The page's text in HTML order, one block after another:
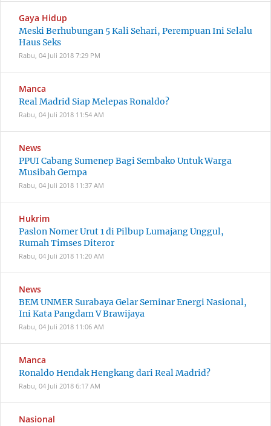
Gaya Hidup
Meski Berhubungan 5 Kali Sehari, Perempuan Ini Selalu
Haus Seks
Rabu, 04 Juli 2018 7:29 PM
Manca
Real Madrid Siap Melepas Ronaldo?
Rabu, 04 Juli 2018 11:54 AM
News
PPUI Cabang Sumenep Bagi Sembako Untuk Warga
Musibah Gempa
Rabu, 04 Juli 2018 11:37 AM
Hukrim
Paslon Nomer Urut 1 di Pilbup Lumajang Unggul,
Rumah Timses Diteror
Rabu, 04 Juli 2018 11:20 AM
News
BEM UNMER Surabaya Gelar Seminar Energi Nasional,
Ini Kata Pangdam V Brawijaya
Rabu, 04 Juli 2018 11:06 AM
Manca
Ronaldo Hendak Hengkang dari Real Madrid?
Rabu, 04 Juli 2018 6:17 AM
Nasional